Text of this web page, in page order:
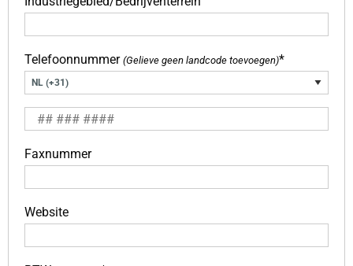
Telefoonnummer (Gelieve geen landcode toevoegen)*
Faxnummer
Website